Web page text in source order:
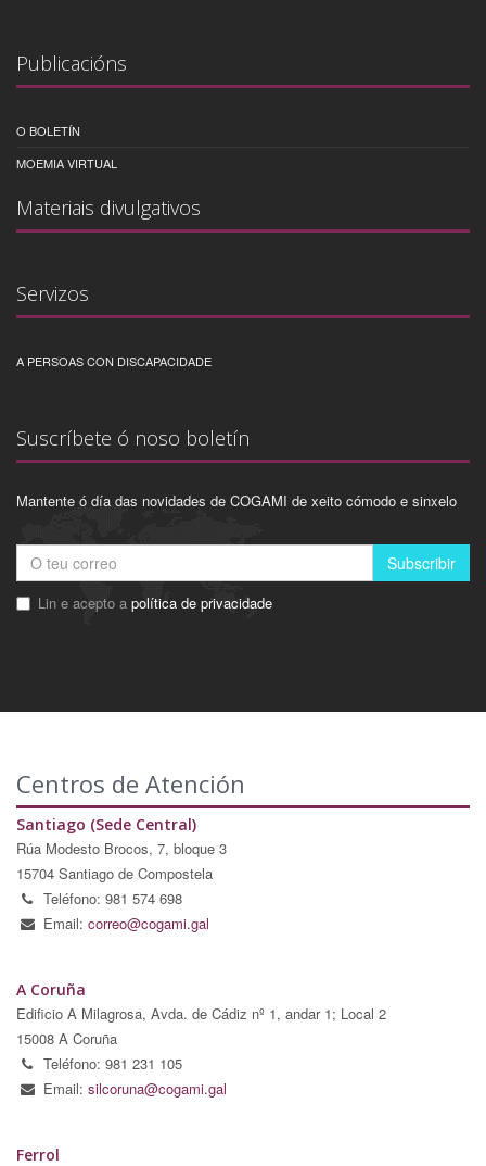
Publicacións
O BOLETÍN
MOEMIA VIRTUAL
Materiais divulgativos
Servizos
A PERSOAS CON DISCAPACIDADE
Suscríbete ó noso boletín
Mantente ó día das novidades de COGAMI de xeito cómodo e sinxelo
Subscribir
Lin e acepto a política de privacidade
Centros de Atención
Santiago (Sede Central)
Rúa Modesto Brocos, 7, bloque 3
15704 Santiago de Compostela
Teléfono: 981 574 698
Email: correo@cogami.gal
A Coruña
Edificio A Milagrosa, Avda. de Cádiz nº 1, andar 1; Local 2
15008 A Coruña
Teléfono: 981 231 105
Email: silcoruna@cogami.gal
Ferrol